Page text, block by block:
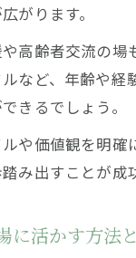
がります。
高齢者交流の
など、年齢や
きるでしょう。
や価値観を明
み出すことが成
に活かす方法